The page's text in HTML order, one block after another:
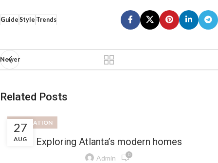
Guide Style Trends
Newer
Related Posts
27
AUG
DECORATION
Exploring Atlanta’s modern homes
Admin 0